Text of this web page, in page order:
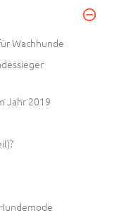
Wachhunde
Jahr 2019